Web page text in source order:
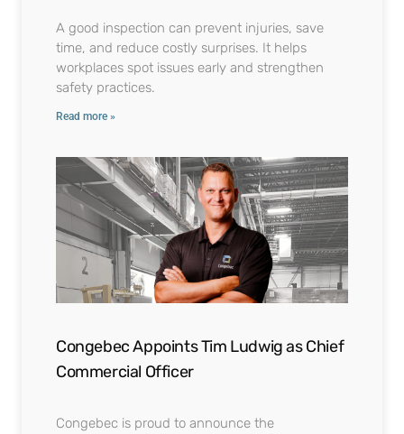
A good inspection can prevent injuries, save
time, and reduce costly surprises. It helps
workplaces spot issues early and strengthen
safety practices.
Read more »
Congebec Appoints Tim Ludwig as Chief
Commercial Officer
Congebec is proud to announce the